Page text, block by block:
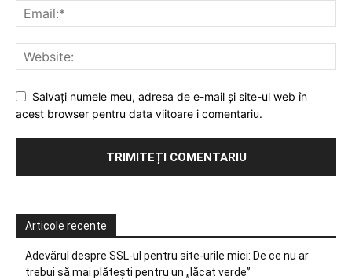
Salvați numele meu, adresa de e-mail și site-ul web în
acest browser pentru data viitoare i comentariu.
Articole recente
Adevărul despre SSL-ul pentru site-urile mici: De ce nu ar
trebui să mai plătești pentru un „lăcat verde”